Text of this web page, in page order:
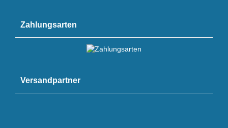
Zahlungsarten
Versandpartner